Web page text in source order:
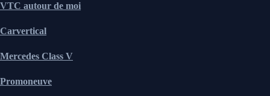
VTC autour de moi
Carvertical
Mercedes Class V
Promoneuve